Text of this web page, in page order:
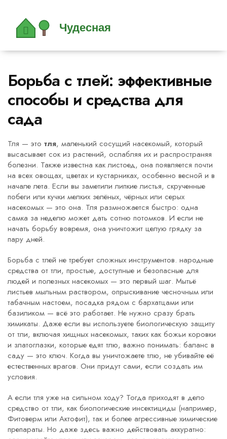
Борьба с тлей: эффективные
способы и средства для
сада
Тля — это тля, маленький сосущий насекомый, который
высасывает сок из растений, ослабляя их и распространяя
болезни. Также известна каклистоед, она появляется почти
на всех овощах, цветах и кустарниках, особенно весной и в
начале лета. Если вы заметили липкие листья, скрученные
побеги или кучки мелких зелёных, чёрных или серых
насекомых — это она. Тля размножается быстро: одна
самка за неделю может дать сотню потомков. И если не
начать борьбу вовремя, она уничтожит целую грядку за
пару дней.
Борьба с тлей не требует сложных инструментов. народные
средства от тли, простые, доступные и безопасные для
людей и полезных насекомых — это первый шаг. Мытьё
листьев мыльным раствором, опрыскивание чесночным или
табачным настоем, посадка рядом с бархатцами или
базиликом — всё это работает. Не нужно сразу брать
химикаты. Даже если вы используете биологическую защиту
от тли, включая хищных насекомых, таких как божьи коровки
и златоглазки, которые едят тлю, важно понимать: баланс в
саду — это ключ. Когда вы уничтожаете тлю, не убивайте её
естественных врагов. Они придут сами, если создать им
условия.
А если тля уже на сильном ходу? Тогда приходят в дело
средство от тли, как биологические инсектициды (например,
Фитоверм или Актофит), так и более агрессивные химические
препараты. Но даже здесь важно действовать аккуратно: